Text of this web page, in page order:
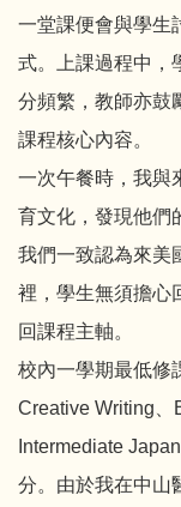
一堂課便會與學生
式。上課過程中，
分頻繁，教師亦鼓
課程核心內容。
一次午餐時，我與
育文化，發現他們
我們一致認為來美
裡，學生無須擔心
回課程主軸。
校內一學期最低修
Creative Writing、
Intermediate
分。由於我在中山